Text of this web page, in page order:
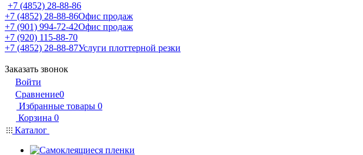
+7 (4852) 28-88-86
+7 (4852) 28-88-86Офис продаж
+7 (901) 994-72-42Офис продаж
+7 (920) 115-88-70
+7 (4852) 28-88-87Услуги плоттерной резки
Заказать звонок
Войти
Сравнение0
Избранные товары 0
Корзина 0
Каталог